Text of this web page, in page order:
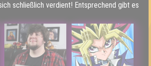
schließlich verdient! Entsprechend gibt es